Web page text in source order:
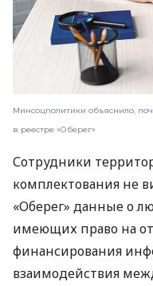
Минсоцполитики объяснило,
в реестре «Оберег»
Сотрудники
комплектования не
«Оберег» данные о
имеющих право на
финансирования
взаимодействия